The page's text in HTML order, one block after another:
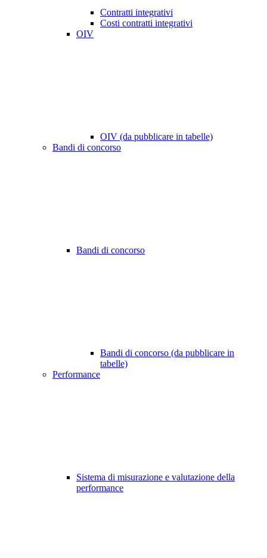
Contratti integrativi
Costi contratti integrativi
OIV
OIV (da pubblicare in tabelle)
Bandi di concorso
Bandi di concorso
Bandi di concorso (da pubblicare in
tabelle)
Performance
Sistema di misurazione e valutazione della
performance